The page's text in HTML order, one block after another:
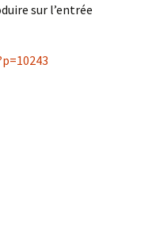
sur l’entrée